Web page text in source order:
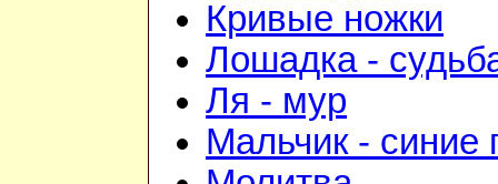
Кривые ножки
Лошадка -
Ля - мур
Мальчик - синие